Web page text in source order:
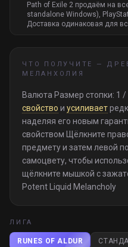
Path of Exile 2 продаём на
standalone Windows),
Доставка одинаковая для
ЧТО ПОЛУЧИТЕ —
МЕЛАНХОЛИЯ
Валюта Размер стопки: 1
свойство и усиливает
наделяя его новым
свойством Щёлкните
предмету и затем левой
самоцвету, чтобы
щёлкните мышкой с
Potent Liquid Melancholy
ЛИГА
RUNES OF ALDUR